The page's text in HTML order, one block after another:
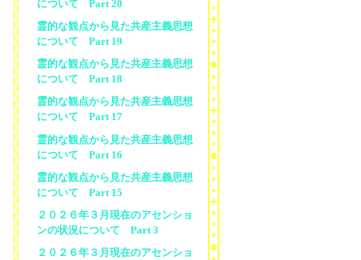
について Part 20
霊的な観点から見た共産主義思想
について Part 19
霊的な観点から見た共産主義思想
について Part 18
霊的な観点から見た共産主義思想
について Part 17
霊的な観点から見た共産主義思想
について Part 16
霊的な観点から見た共産主義思想
について Part 15
２０２６年３月現在のアセンショ
ンの状況について Part 3
２０２６年３月現在のアセンショ